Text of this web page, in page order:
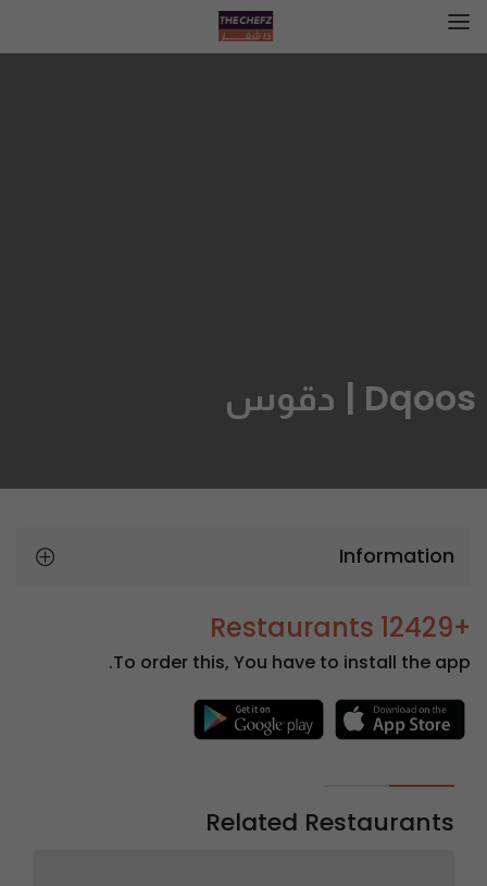
Dqoos | دقوس
Information
+12429 Restaurants
To order this, You have to install the app.
Related Restaurants